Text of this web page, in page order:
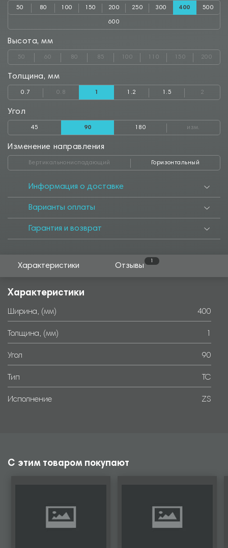
50 80 100 150 200 250 300 400 500
600
Высота, мм
50 60 80 85 100 110 150 200
Толщина, мм
0.7 0.8 1 1.2 1.5 2
Угол
45 90 180 изм.
Изменение направления
Вертикальнониспадающий Горизонтальный
Информация о доставке
Варианты оплаты
Гарантия и возврат
Характеристики Отзывы
Характеристики
Ширина, (мм) 400
Толщина, (мм) 1
Угол 90
Тип TC
Исполнение ZS
С этим товаром покупают